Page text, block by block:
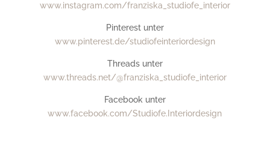
www.instagram.com/franziska_studiofe_interior
Pinterest unter
www.pinterest.de/studiofeinteriordesign
Threads unter
www.threads.net/@franziska_studiofe_interior
Facebook unter
www.facebook.com/Studiofe.Interiordesign